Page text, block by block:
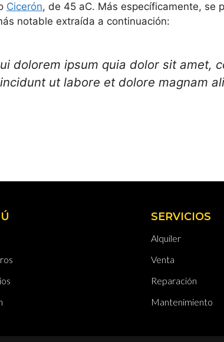
Cicerón, de 45 aC. Más específicamente, se
notable extraída a continuación:
dolorem ipsum quia dolor sit amet,
ut labore et dolore magnam
SERVICIOS
Alquiler
Venta
Reparación
Mantenimiento